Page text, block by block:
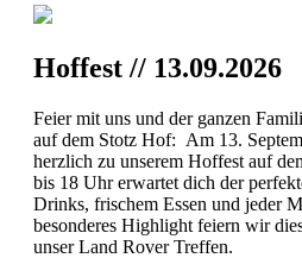
Hoffest // 13.09.2026
Feier mit uns und der ganzen
auf dem Stotz Hof: Am 13.
herzlich zu unserem Hoffest auf
bis 18 Uhr erwartet dich der
Drinks, frischem Essen und jeder
besonderes Highlight feiern wir
unser Land Rover Treffen.